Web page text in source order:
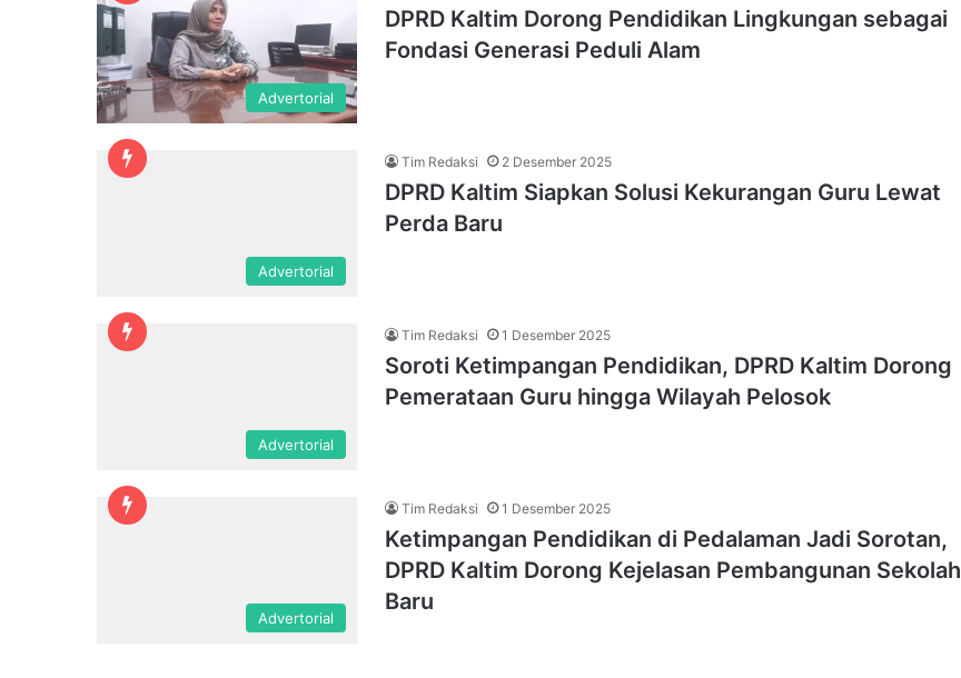
Advertorial
DPRD Kaltim Dorong Pendidikan Lingkungan sebagai
Fondasi Generasi Peduli Alam
Advertorial
Tim Redaksi 2 Desember 2025
DPRD Kaltim Siapkan Solusi Kekurangan Guru Lewat
Perda Baru
Advertorial
Tim Redaksi 1 Desember 2025
Soroti Ketimpangan Pendidikan, DPRD Kaltim Dorong
Pemerataan Guru hingga Wilayah Pelosok
Advertorial
Tim Redaksi 1 Desember 2025
Ketimpangan Pendidikan di Pedalaman Jadi Sorotan,
DPRD Kaltim Dorong Kejelasan Pembangunan Sekolah
Baru